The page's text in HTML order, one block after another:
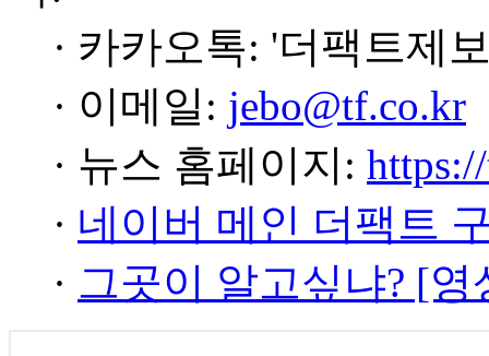
· 카카오톡: '더팩트제
· 이메일: jebo@tf.co.kr
· 뉴스 홈페이지:
· 네이버 메인 더팩트
· 그곳이 알고싶냐? [